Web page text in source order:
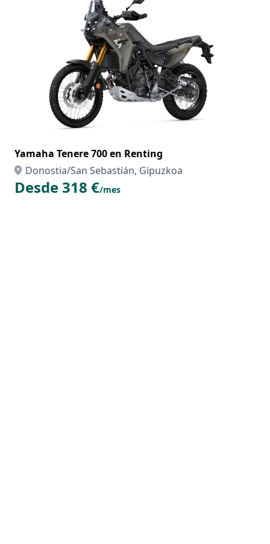
Yamaha Tenere 700 en Renting
Donostia/San Sebastián, Gipuzkoa
Desde 318 €/mes